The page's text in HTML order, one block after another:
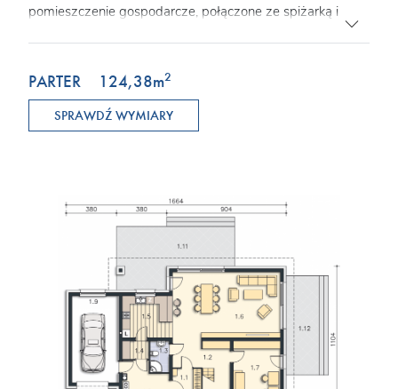
pomieszczenie gospodarcze, połączone ze spiżarką i
schody, a za nimi odosobniony pokój z wyjściem na taras
boczny, idealny do pracy w domu. Na poddaszu
mieszkańcy mają do dyspozycji trzy sypialnie, łazienkę
PARTER 124,38m2
SPRAWDŹ WYMIARY